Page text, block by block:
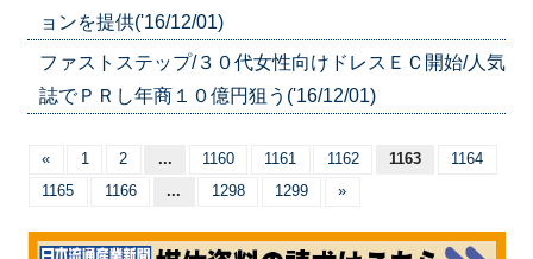
ョンを提供('16/12/01)
ファストステップ/３０代女性向けドレスＥＣ開始/人気
誌でＰＲし年商１０億円狙う('16/12/01)
« 1 2 ... 1160 1161 1162 1163
1164
1165
1166 ... 1298 1299 »